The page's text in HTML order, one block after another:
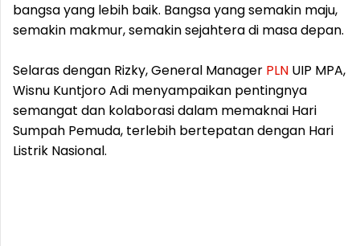
bangsa yang lebih baik. Bangsa yang semakin maju,
semakin makmur, semakin sejahtera di masa depan.
Selaras dengan Rizky, General Manager PLN UIP MPA,
Wisnu Kuntjoro Adi menyampaikan pentingnya
semangat dan kolaborasi dalam memaknai Hari
Sumpah Pemuda, terlebih bertepatan dengan Hari
Listrik Nasional.